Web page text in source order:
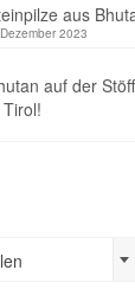
aus
2023
auf der